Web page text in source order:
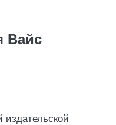
Вайс
издательской